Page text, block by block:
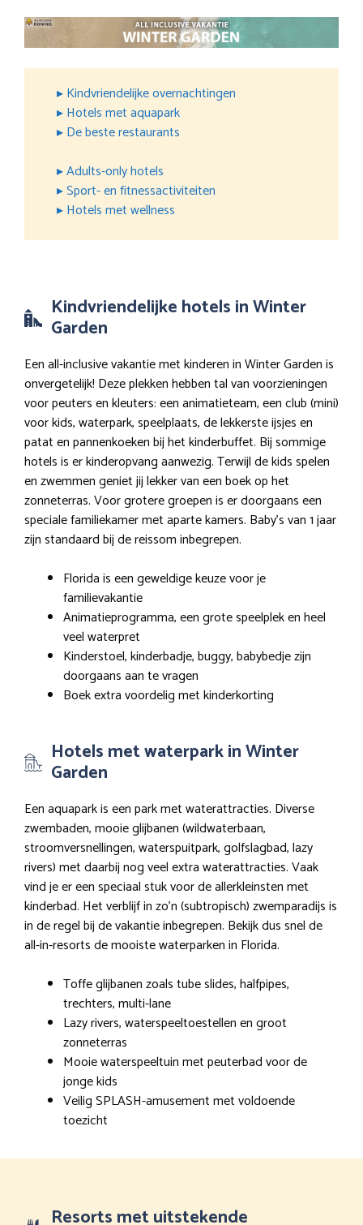
▸ Kindvriendelijke overnachtingen
▸ Hotels met aquapark
▸ De beste restaurants
▸ Adults-only hotels
▸ Sport- en fitnessactiviteiten
▸ Hotels met wellness
Kindvriendelijke hotels in Winter
Garden
Een all-inclusive vakantie met kinderen in Winter Garden is
onvergetelijk! Deze plekken hebben tal van voorzieningen
voor peuters en kleuters: een animatieteam, een club (mini)
voor kids, waterpark, speelplaats, de lekkerste ijsjes en
patat en pannenkoeken bij het kinderbuffet. Bij sommige
hotels is er kinderopvang aanwezig. Terwijl de kids spelen
en zwemmen geniet jij lekker van een boek op het
zonneterras. Voor grotere groepen is er doorgaans een
speciale familiekamer met aparte kamers. Baby’s van 1 jaar
zijn standaard bij de reissom inbegrepen.
Florida is een geweldige keuze voor je
familievakantie
Animatieprogramma, een grote speelplek en heel
veel waterpret
Kinderstoel, kinderbadje, buggy, babybedje zijn
doorgaans aan te vragen
Boek extra voordelig met kinderkorting
Hotels met waterpark in Winter
Garden
Een aquapark is een park met waterattracties. Diverse
zwembaden, mooie glijbanen (wildwaterbaan,
stroomversnellingen, waterspuitpark, golfslagbad, lazy
rivers) met daarbij nog veel extra waterattracties. Vaak
vind je er een speciaal stuk voor de allerkleinsten met
kinderbad. Het verblijf in zo’n (subtropisch) zwemparadijs is
in de regel bij de vakantie inbegrepen. Bekijk dus snel de
all-in-resorts de mooiste waterparken in Florida.
Toffe glijbanen zoals tube slides, halfpipes,
trechters, multi-lane
Lazy rivers, waterspeeltoestellen en groot
zonneterras
Mooie waterspeeltuin met peuterbad voor de
jonge kids
Veilig SPLASH-amusement met voldoende
toezicht
Resorts met uitstekende